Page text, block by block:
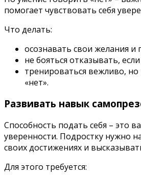
помогает чувствовать себя
Что делать:
осознавать свои желания и
не бояться отказывать,
тренироваться вежливо,
«нет».
Развивать навык
Способность подать себя – это
уверенности. Подростку нужно
своих достижениях и
Для этого требуется: